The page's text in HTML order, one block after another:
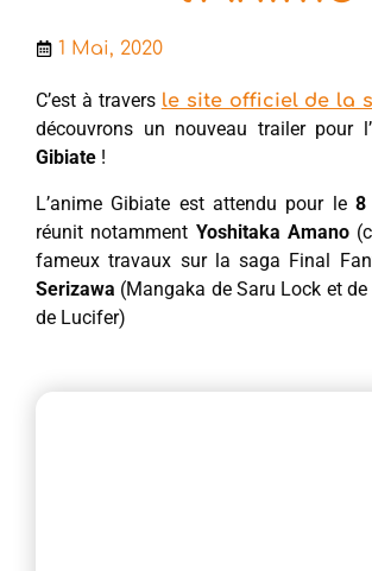
1 Mai, 2020
C’est à travers le site officiel de la
découvrons un nouveau trailer pour
Gibiate !
L’anime Gibiate est attendu pour le 8
réunit notamment Yoshitaka Amano
fameux travaux sur la saga Final
Serizawa (Mangaka de Saru Lock et
de Lucifer)